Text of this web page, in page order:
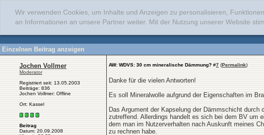
Wir verwenden Cookies, um Inhalte und Anzeigen zu personalisieren,
an Informationen an unsere Partner weiter. Mit der Nutzung unserer Website
Einzelnen Beitrag anzeigen
Jochen Vollmer
Moderator
Registriert seit: 13.05.2003
Beiträge: 836
Jochen Vollmer: Offline
Ort: Kassel
Beitrag
Datum: 20.09.2008
AW: WDVS: 30 cm mineralische Dämmung? #7 (Permalink)
Danke für die vielen Antworten!
Es soll Mineralwolle aufgrund der Eigenschaften im
Das Argument der Kapselung der Dämmschicht durch
zutreffend. Allerdings handelt es sich bei dem BV um
dem man im Nutzerverhalten nach Auskunft meines
zu rechnen habe.